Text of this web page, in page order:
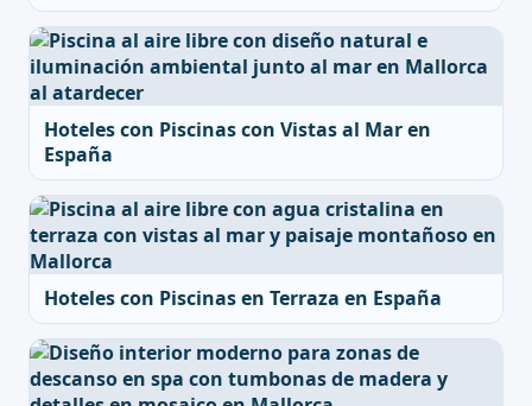
Hoteles con Piscinas con Vistas al Mar en
España
Hoteles con Piscinas en Terraza en España